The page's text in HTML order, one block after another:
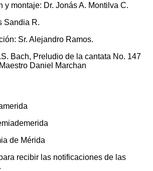
y montaje: Dr. Jonás A. Montilva C.
Sandia R.
Sr. Alejandro Ramos.
Bach, Preludio de la cantata No. 147
Daniel Marchan
de Mérida
recibir las notificaciones de las